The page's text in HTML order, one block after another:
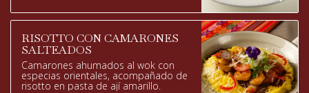
RISOTTO CON CAMARONES
SALTEADOS
Camarones ahumados al wok con
especias orientales, acompañado de
risotto en pasta de ají amarillo.